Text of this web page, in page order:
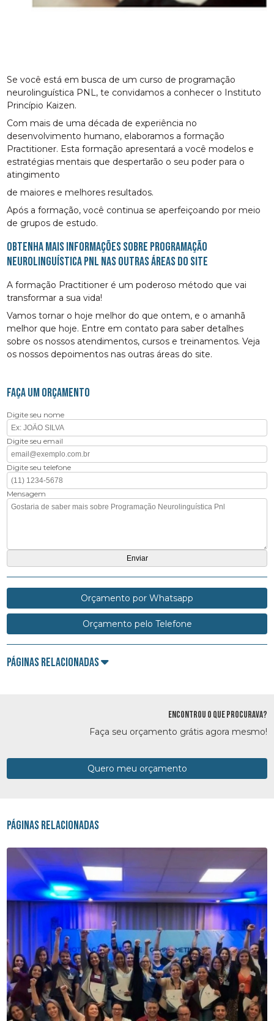
Se você está em busca de um curso de programação
neurolinguística PNL, te convidamos a conhecer o Instituto
Princípio Kaizen.
Com mais de uma década de experiência no
desenvolvimento humano, elaboramos a formação
Practitioner. Esta formação apresentará a você modelos e
estratégias mentais que despertarão o seu poder para o
atingimento
de maiores e melhores resultados.
Após a formação, você continua se aperfeiçoando por meio
de grupos de estudo.
Obtenha mais informações sobre programação
neurolinguística PNL nas outras áreas do site
A formação Practitioner é um poderoso método que vai
transformar a sua vida!
Vamos tornar o hoje melhor do que ontem, e o amanhã
melhor que hoje. Entre em contato para saber detalhes
sobre os nossos atendimentos, cursos e treinamentos. Veja
os nossos depoimentos nas outras áreas do site.
FAÇA UM ORÇAMENTO
Digite seu nome
Digite seu email
Digite seu telefone
Mensagem
Orçamento por Whatsapp
Orçamento pelo Telefone
Páginas Relacionadas
ENCONTROU O QUE PROCURAVA?
Faça seu orçamento grátis agora mesmo!
Quero meu orçamento
Páginas Relacionadas